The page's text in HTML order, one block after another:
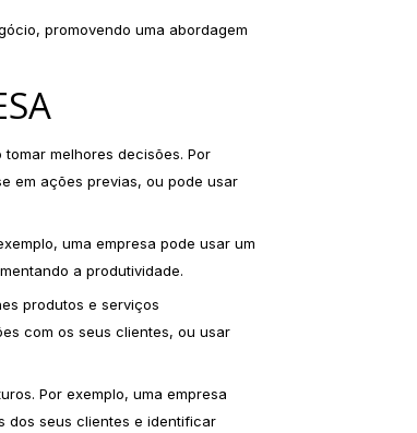
promovendo uma abordagem
melhores decisões. Por
em ações previas, ou pode usar
uma empresa pode usar um
a produtividade.
produtos e serviços
com os seus clientes, ou usar
Por exemplo, uma empresa
dos seus clientes e identificar